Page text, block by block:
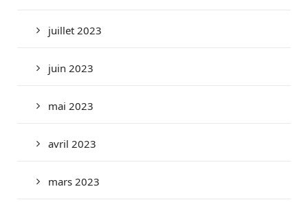
juillet 2023
juin 2023
mai 2023
avril 2023
mars 2023